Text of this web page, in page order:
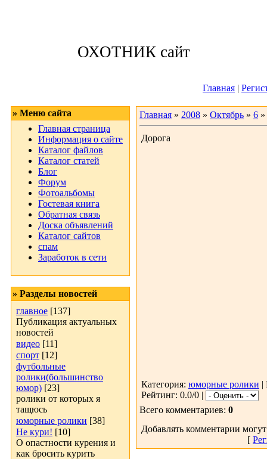
ОХОТНИК сайт
Главная |
» Меню сайта
Главная страница
Информация о сайте
Каталог файлов
Каталог статей
Блог
Форум
Фотоальбомы
Гостевая книга
Обратная связь
Доска объявлений
Каталог сайтов
спам
Заработок в сети
» Разделы новостей
главное [137]
Публикация актуальных
новостей
видео [11]
спорт [12]
футбольные
ролики(большинство
юмор) [23]
ролики от которых я
тащюсь
юморные ролики [38]
Не кури! [10]
О опастности курения и
как бросить курить
Главная » 2008 » Октябрь » 6
Дорога
Категория: юморные ролики |
Рейтинг: 0.0/0 |
Всего комментариев: 0
Добавлять комментарии
[